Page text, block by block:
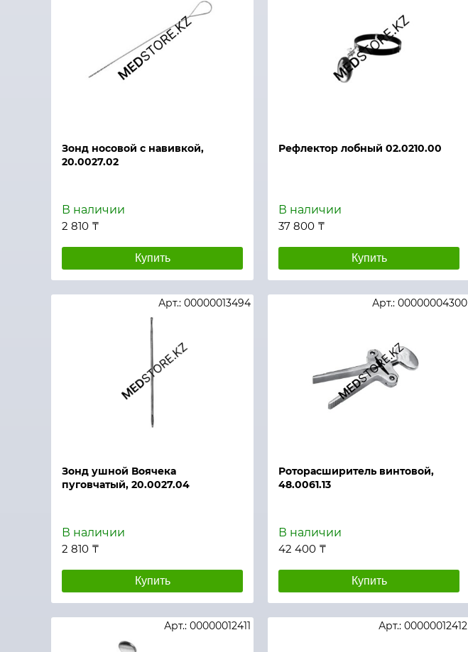
Зонд носовой с навивкой,
20.0027.02
В наличии
2 810 ₸
Купить
Рефлектор лобный 02.0210.00
В наличии
37 800 ₸
Купить
Зонд ушной Воячека
пуговчатый, 20.0027.04
Арт.: 00000013494
В наличии
2 810 ₸
Купить
Роторасширитель винтовой,
48.0061.13
Арт.: 00000004300
В наличии
42 400 ₸
Купить
Арт.: 00000012411 Арт.: 00000012412